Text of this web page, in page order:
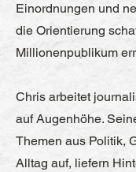
Einordnungen und
die Orientierung
Millionenpublikum
Chris arbeitet
auf Augenhöhe.
Themen aus Politik,
Alltag auf, liefern